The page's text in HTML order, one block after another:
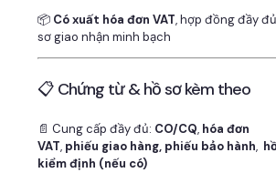
📦 Có xuất hóa đơn VAT, hợp đồng đầy
sơ giao nhận minh bạch
📋 Chứng từ & hồ sơ kèm theo
📄 Cung cấp đầy đủ: CO/CQ, hóa đơn
VAT, phiếu giao hàng, phiếu bảo hành,
kiểm định (nếu có)